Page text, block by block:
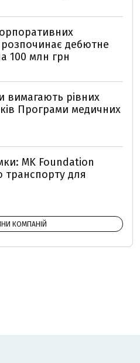
розпочинає дебютне
100 млн грн
вимагають рівних
Програми медичних
MK Foundation
транспорту для
КОМПАНІЙ